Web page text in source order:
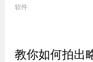
软件
教你如何拍出